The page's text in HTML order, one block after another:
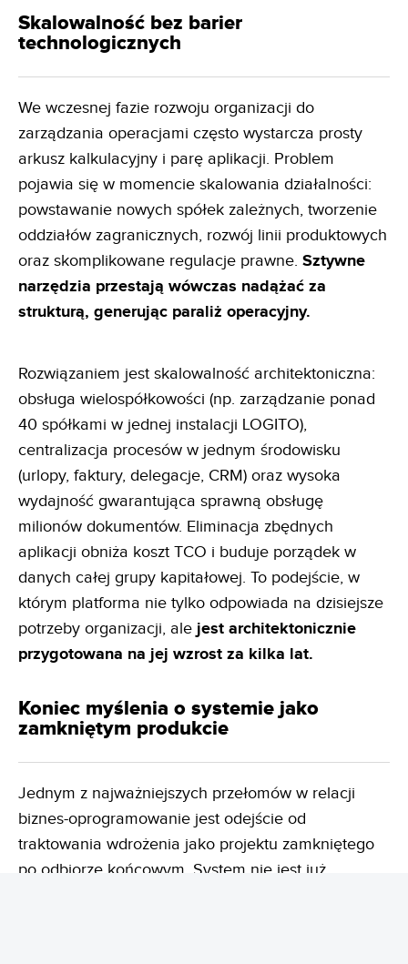
Skalowalność bez barier
technologicznych
We wczesnej fazie rozwoju organizacji do
zarządzania operacjami często wystarcza prosty
arkusz kalkulacyjny i parę aplikacji. Problem
pojawia się w momencie skalowania działalności:
powstawanie nowych spółek zależnych, tworzenie
oddziałów zagranicznych, rozwój linii produktowych
oraz skomplikowane regulacje prawne. Sztywne
narzędzia przestają wówczas nadążać za
strukturą, generując paraliż operacyjny.
Rozwiązaniem jest skalowalność architektoniczna:
obsługa wielospółkowości (np. zarządzanie ponad
40 spółkami w jednej instalacji LOGITO),
centralizacja procesów w jednym środowisku
(urlopy, faktury, delegacje, CRM) oraz wysoka
wydajność gwarantująca sprawną obsługę
milionów dokumentów. Eliminacja zbędnych
aplikacji obniża koszt TCO i buduje porządek w
danych całej grupy kapitałowej. To podejście, w
którym platforma nie tylko odpowiada na dzisiejsze
potrzeby organizacji, ale jest architektonicznie
przygotowana na jej wzrost za kilka lat.
Koniec myślenia o systemie jako
zamkniętym produkcie
Jednym z najważniejszych przełomów w relacji
biznes-oprogramowanie jest odejście od
traktowania wdrożenia jako projektu zamkniętego
po odbiorze końcowym. System nie jest już